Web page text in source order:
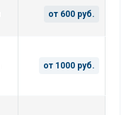
от 600 руб.
от 1000 руб.